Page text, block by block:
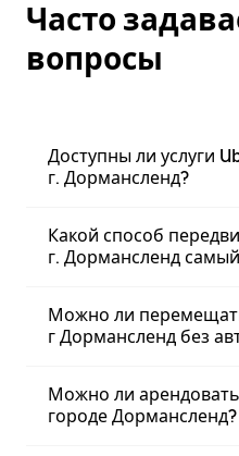
Часто
вопросы
Доступны ли услуги
г. Дормансленд?
Какой способ
г. Дормансленд
Можно ли
г Дормансленд без
Можно ли
городе Дормансленд?